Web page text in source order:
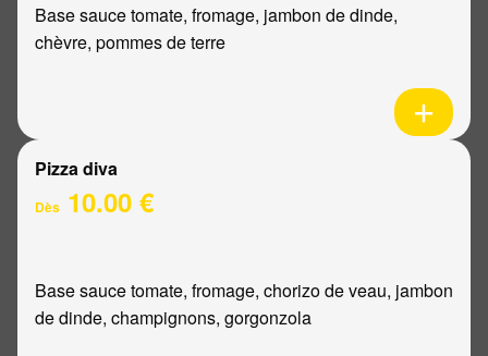
Base sauce tomate, fromage, jambon de dinde,
chèvre, pommes de terre
Pizza diva
Dès 10.00 €
Base sauce tomate, fromage, chorizo de veau, jambon
de dinde, champignons, gorgonzola